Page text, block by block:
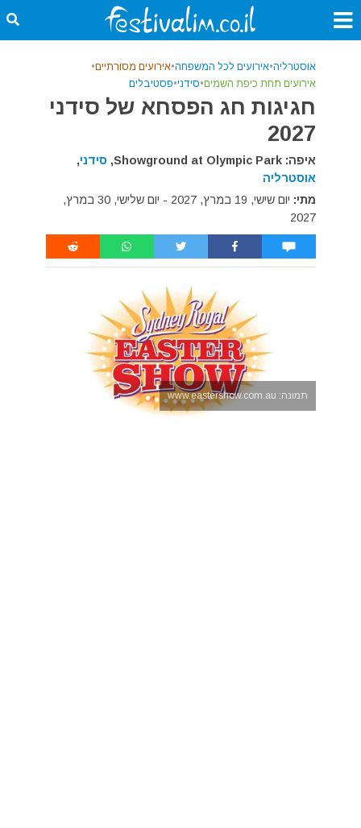
אוסטרליה•אירועים לכל המשפחה•אירועים מסורתיים•
אירועים תחת כיפת השמים•סידני•פסטיבלים
חגיגות חג הפסחא של סידני
2027
איפה: Showground at Olympic Park, סידני,
אוסטרליה
מתי:
יום שישי, 19 במרץ, 2027 - יום שלישי, 30 במרץ,
2027
תמונה: www.eastershow.com.au